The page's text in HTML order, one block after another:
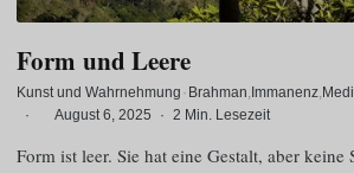
Form und Leere
Kunst und Wahrnehmung · Brahman Immanenz
·
August 6, 2025 · 2 Min. Lesezeit
Form ist leer. Sie hat eine Gestalt, aber keine